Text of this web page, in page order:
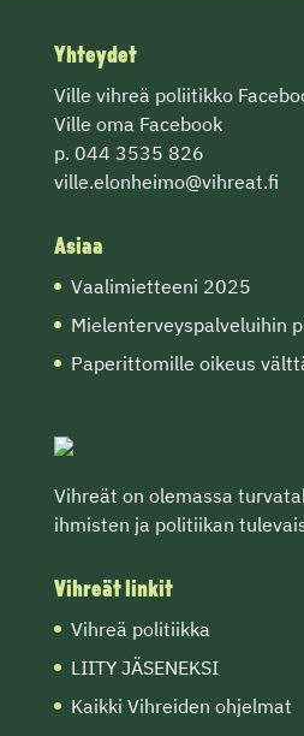
Yhteydet
Ville vihreä poliitikko
Ville oma Facebook
p. 044 3535 826
ville.elonheimo@vihreat.fi
Asiaa
Vaalimietteeni 2025
Mielenterveyspalveluihin
Paperittomille oikeus
Vihreät on olemassa
ihmisten ja politiikan
Vihreät linkit
Vihreä politiikka
LIITY JÄSENEKSI
Kaikki Vihreiden ohjelmat